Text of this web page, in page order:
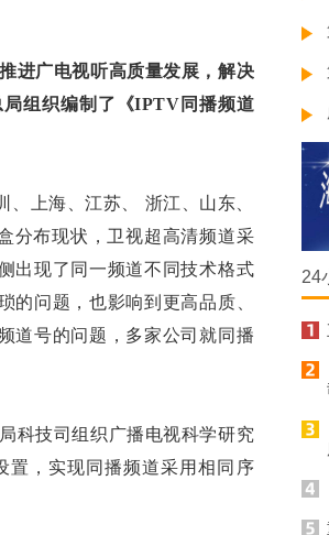
进广电视听高质量发展，解决
组织编制了《IPTV同播频道
上海、江苏、 浙江、山东、
分布现状，卫视超高清频道采
出现了同一频道不同技术格式
的问题，也影响到更高品质、
道号的问题，多家公司就同播
技司组织广播电视科学研究
置，实现同播频道采用相同序
24